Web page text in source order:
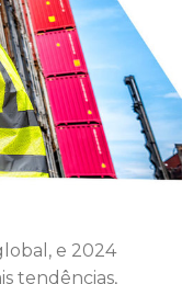
e 2024
tendências,